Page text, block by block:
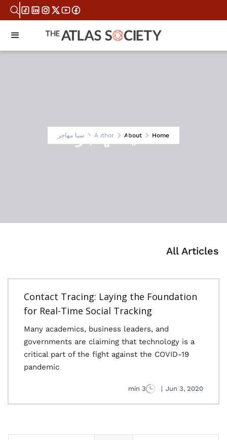
Home
About
Author سيا مهاجرسيا مهاجر
All Articles
Contact Tracing: Laying the Foundation
for Real-Time Social Tracking
Many academics, business leaders, and
governments are claiming that technology is a
critical part of the fight against the COVID-19
pandemic
Jun 3, 2020
|
3 min